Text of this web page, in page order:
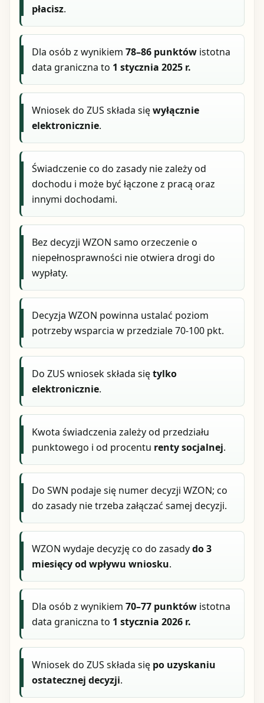
płacisz.
Dla osób z wynikiem78–86 punktów istotna
data graniczna to 1 stycznia 2025 r.
Wniosek do ZUS składa sięwyłącznie
elektronicznie.
Świadczenie co do zasady nie zależy od
dochodu i może być łączone z pracą oraz
innymi dochodami.
Bez decyzji WZON samo orzeczenie o
niepełnosprawności nie otwiera drogi do
wypłaty.
Decyzja WZON powinna ustalać poziom
potrzeby wsparcia w przedziale 70-100 pkt.
Do ZUS wniosek składa siętylko
elektronicznie.
Kwota świadczenia zależy od przedziału
punktowego i od procentu renty socjalnej.
Do SWN podaje się numer decyzji WZON; co
do zasady nie trzeba załączać samej decyzji.
WZON wydaje decyzję co do zasadydo 3
miesięcy od wpływu wniosku.
Dla osób z wynikiem70–77 punktów istotna
data graniczna to 1 stycznia 2026 r.
Wniosek do ZUS składa się po uzyskaniu
ostatecznej decyzji.